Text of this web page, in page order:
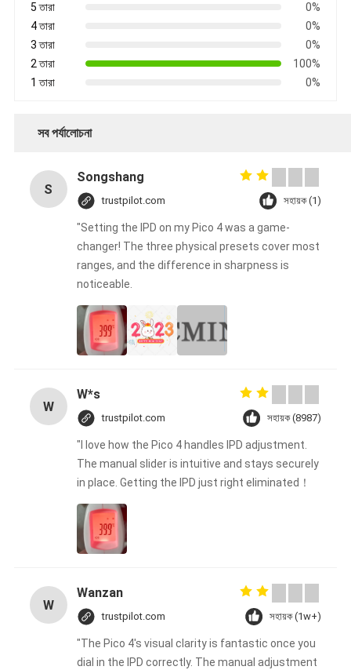
5 তারা
0%
4 তারা
0%
3 তারা
0%
2 তারা
100%
1 তারা
0%
সব পর্যালোচনা
S
Songshang
trustpilot.com সহায়ক (1)
"Setting the IPD on my Pico 4 was a game-
changer! The three physical presets cover most
ranges, and the difference in sharpness is
noticeable.
W
W*s
trustpilot.com সহায়ক (8987)
"I love how the Pico 4 handles IPD adjustment.
The manual slider is intuitive and stays securely
in place. Getting the IPD just right eliminated！
W
Wanzan
trustpilot.com সহায়ক (1w+)
"The Pico 4's visual clarity is fantastic once you
dial in the IPD correctly. The manual adjustment